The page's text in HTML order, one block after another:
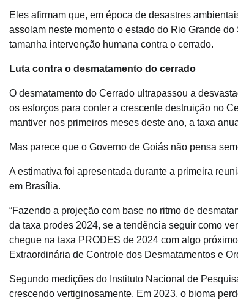
Eles afirmam que, em época de desastres
assolam neste momento o estado do Rio Grande
tamanha intervenção humana contra o cerrado.
Luta contra o desmatamento do cerrado
O desmatamento do Cerrado ultrapassou a
os esforços para conter a crescente destruição no
mantiver nos primeiros meses deste ano, a taxa
Mas parece que o Governo de Goiás não pensa
A estimativa foi apresentada durante a primeira
em Brasília.
“Fazendo a projeção com base no ritmo de
da taxa prodes 2024, se a tendência seguir como
chegue na taxa PRODES de 2024 com algo
Extraordinária de Controle dos Desmatamentos e
Segundo medições do Instituto Nacional de
crescendo vertiginosamente. Em 2023, o bioma